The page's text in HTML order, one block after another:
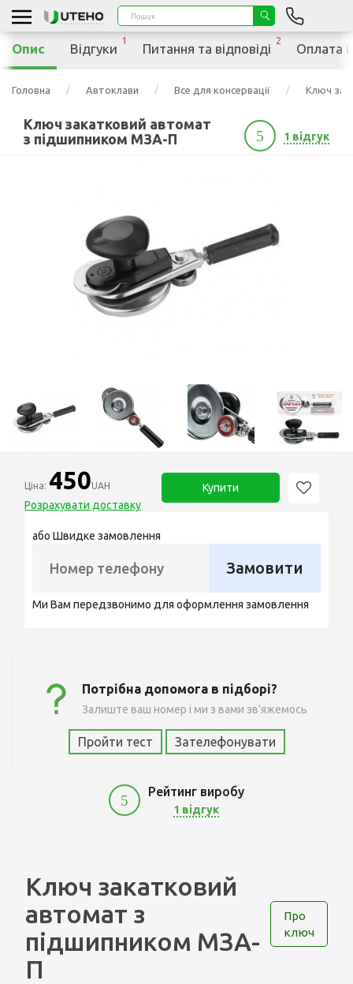
Головна Автоклави Все для консервації Ключ
Ключ закатковий автомат
з підшипником МЗА-П
5 1 відгук
Ціна: 450UAH
Розрахувати доставку
Купити
або Швидке замовлення
Замовити
Ми Вам передзвонимо для оформлення замовлення
Потрібна допомога в підборі?
Залиште ваш номер і ми з вами зв'яжемось
Пройти тест Зателефонувати
5
Рейтинг виробу
1 відгук
Опис Відгуки
1
Питання та відповіді
2
Оплата
Ключ закатковий
автомат з
підшипником МЗА-
П
Про
ключ